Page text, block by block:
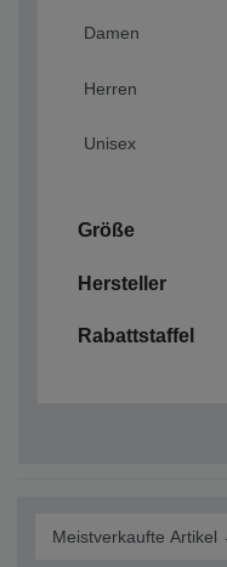
Damen
Herren
Unisex
Größe
Hersteller
Rabattstaffel